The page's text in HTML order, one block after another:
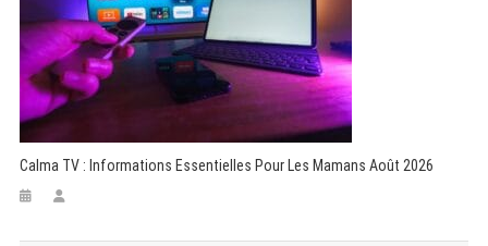
Calma TV : Informations Essentielles Pour Les Mamans Août 2026